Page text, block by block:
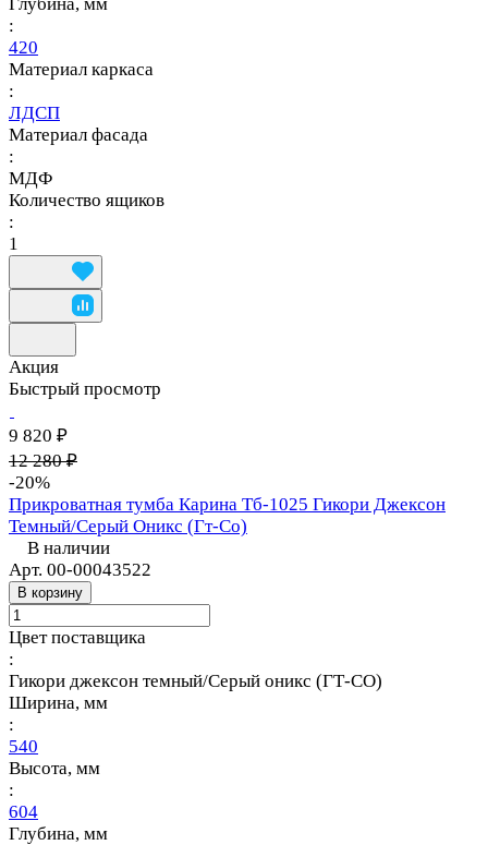
:
420
Материал каркаса
:
ЛДСП
Материал фасада
:
МДФ
Количество ящиков
:
1
Акция
Быстрый просмотр
9 820 ₽
12 280 ₽
-20%
Прикроватная тумба Карина Тб-1025 Гикори Джексон
Темный/Серый Оникс (Гт-Со)
В наличии
Арт. 00-00043522
В корзину
Цвет поставщика
:
Гикори джексон темный/Серый оникс (ГТ-СО)
Ширина, мм
:
540
Высота, мм
:
604
Глубина, мм